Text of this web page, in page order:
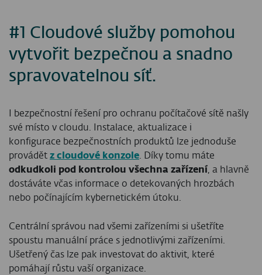
#1 Cloudové služby pomohou
vytvořit bezpečnou a snadno
spravovatelnou síť.
I bezpečnostní řešení pro ochranu počítačové sítě našly
své místo v cloudu. Instalace, aktualizace i
konfigurace bezpečnostních produktů lze jednoduše
provádět z cloudové konzole . Díky tomu máte
odkudkoli pod kontrolou všechna zařízení , a hlavně
dostáváte včas informace o detekovaných hrozbách
nebo počínajícím kybernetickém útoku.
Centrální správou nad všemi zařízeními si ušetříte
spoustu manuální práce s jednotlivými zařízeními.
Ušetřený čas lze pak investovat do aktivit, které
pomáhají růstu vaší organizace.